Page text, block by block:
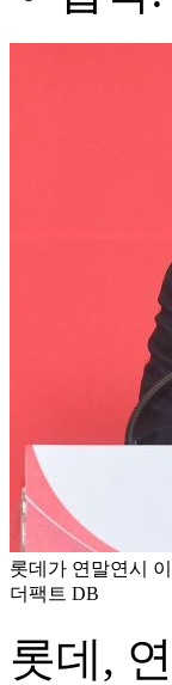
롯데가 연말연시
더팩트 DB
롯데,